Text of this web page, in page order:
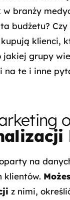
branży
budżetu?
klienci,
jakiej grupy
na te i inne
na
klientów.
z nimi,